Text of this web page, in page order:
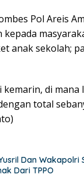
Pol Areis
anak sekolah;
di
total
Dan
Dari TPPO